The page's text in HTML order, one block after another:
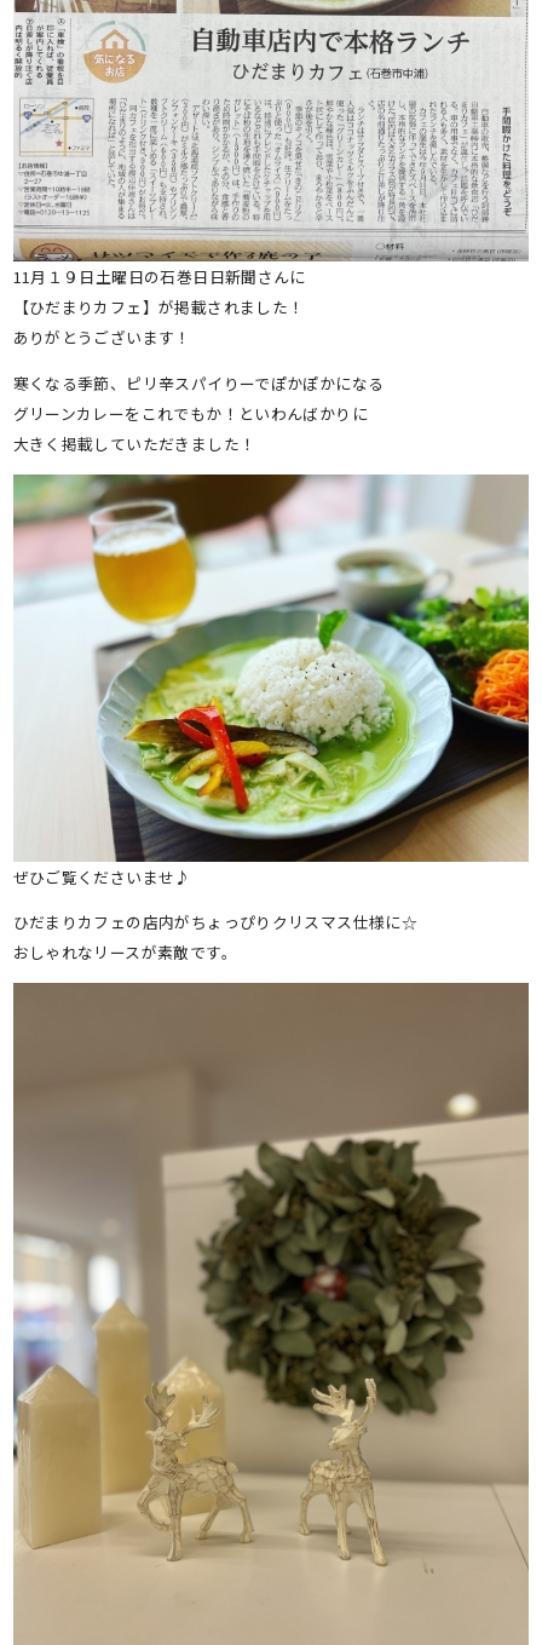
11月１９日土曜日の石巻日日新聞さんに
【ひだまりカフェ】が掲載されました！
ありがとうございます！
寒くなる季節、ピリ辛スパイりーでぽかぽかになる
グリーンカレーをこれでもか！といわんばかりに
大きく掲載していただきました！
ぜひご覧くださいませ♪
ひだまりカフェの店内がちょっぴりクリスマス仕様に☆
おしゃれなリースが素敵です。